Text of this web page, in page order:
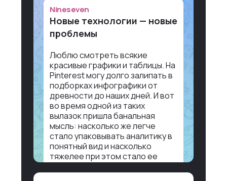
Nineseven
Новые технологии — новые
проблемы
Люблю смотреть всякие
красивые графики и таблицы. На
Pinterest могу долго залипать в
подборках инфографики от
древности до наших дней. И вот
во время одной из таких
вылазок пришла банальная
мысль: насколько же легче
стало упаковывать аналитику в
понятный вид и насколько
тяжелее при этом стало ее